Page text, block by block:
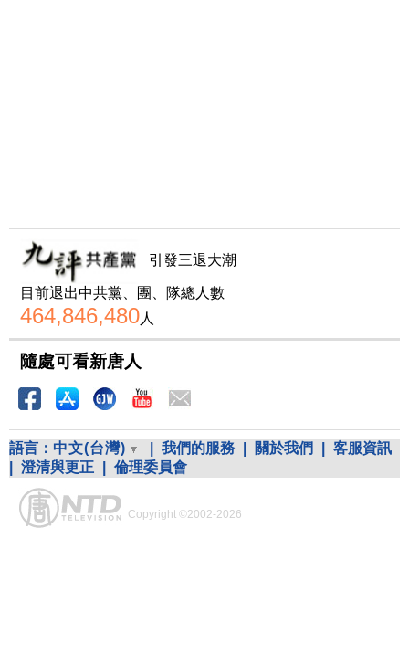
引發三退大潮
目前退出中共黨、團、隊總人數
464,846,480人
隨處可看新唐人
語言： 中文(台灣) 我們的服務 關於我們
客服資訊
澄清與更正 倫理委員會
Copyright ©2002-2026